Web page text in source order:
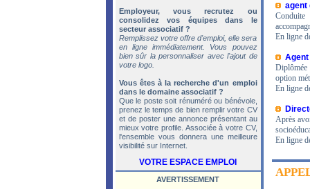
Employeur, vous recrutez ou
consolidez vos équipes dans le
secteur associatif ?
Remplissez votre offre d'emploi, elle sera
en ligne immédiatement. Vous pouvez
bien sûr la personnaliser avec l'ajout de
votre logo.
Vous êtes à la recherche d'un emploi
dans le domaine associatif ?
Que le poste soit rénuméré ou bénévole,
prenez le temps de bien remplir votre CV
et de poster une annonce présentant au
mieux votre profile. Associée à votre CV,
l'ensemble vous donnera une meilleure
visibilité sur Internet.
VOTRE ESPACE EMPLOI
AVERTISSEMENT
agent
Conduite
En ligne
option
En ligne
Après
En ligne